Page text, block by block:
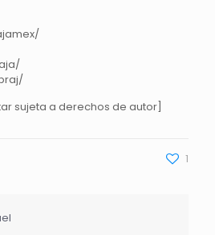
sujeta a derechos de autor]
1